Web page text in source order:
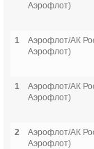
Аэрофлот)
1
Аэрофлот/АК
Аэрофлот)
1
Аэрофлот/АК
Аэрофлот)
2
Аэрофлот/АК
Аэрофлот)